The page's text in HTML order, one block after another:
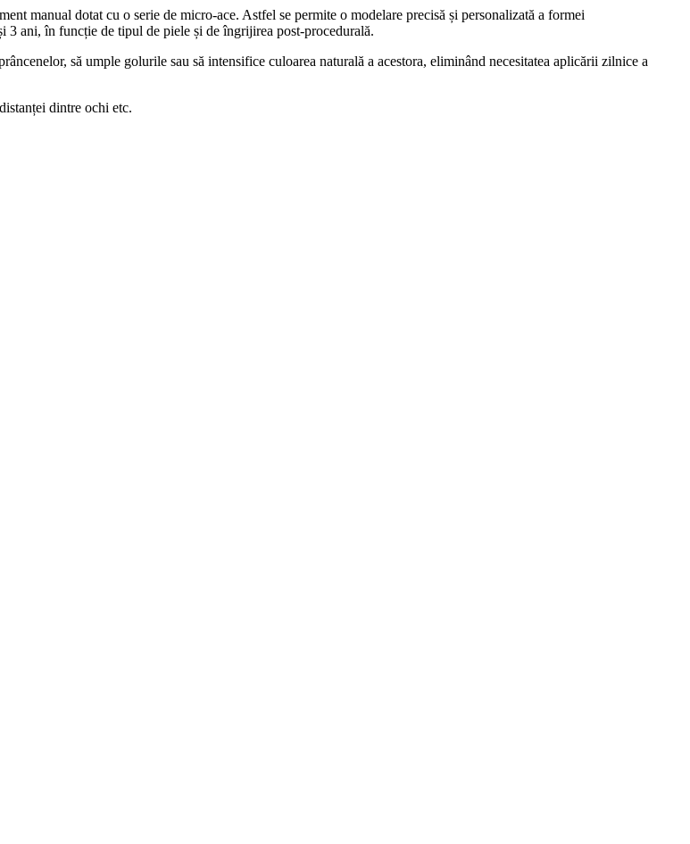
manual dotat cu o serie de micro-ace. Astfel se permite o modelare precisă și personalizată a formei
3 ani, în funcție de tipul de piele și de îngrijirea post-procedurală.
să umple golurile sau să intensifice culoarea naturală a acestora, eliminând necesitatea aplicării zilnice a
dintre ochi etc.